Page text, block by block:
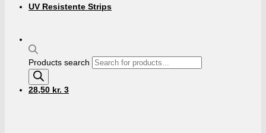
Products search
28,50 kr. 3
UV Resistente Strips